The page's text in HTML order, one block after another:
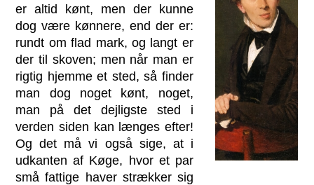
er altid kønt, men der kunne
dog være kønnere, end der er:
rundt om flad mark, og langt er
der til skoven; men når man er
rigtig hjemme et sted, så finder
man dog noget kønt, noget,
man på det dejligste sted i
verden siden kan længes efter!
Og det må vi også sige, at i
udkanten af Køge, hvor et par
små fattige haver strækker sig